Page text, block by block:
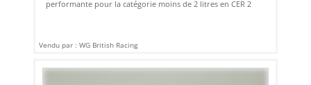
performante pour la catégorie moins de 2 litres en CER 2
Vendu par : WG British Racing